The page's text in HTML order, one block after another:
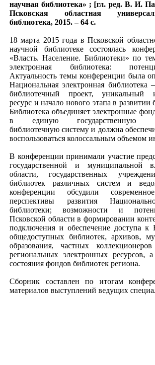
научная библиотека» ; [гл. ред. В. И.
Псковская областная
библиотека, 2015. – 64 с.
18 марта 2015 года в Псковской
научной библиотеке состоялась
«Власть. Население. Библиотеки» по
электронная библиотека:
Актуальность темы конференции была
Национальная электронная библиотека
библиотечный проект, уникальный
ресурс и начало нового этапа в развитии
Библиотека объединяет электронные
в единую государственную
библиотечную систему и должна
воспользоваться колоссальным объемом
В конференции принимали участие
государственной и муниципальной
области, государственных
библиотек различных систем и
конференции обсудили
перспективы развития
библиотеки; возможности и
Псковской области в формировании
подключения и обеспечение доступа к
общедоступных библиотек, архивов,
образования, частных
региональных электронных ресурсов,
состояния фондов библиотек региона.
Сборник составлен по итогам
материалов выступлений ведущих